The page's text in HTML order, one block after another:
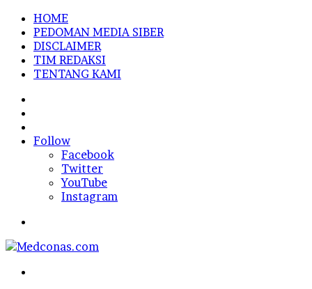
HOME
PEDOMAN MEDIA SIBER
DISCLAIMER
TIM REDAKSI
TENTANG KAMI
In
Follow
Facebook
Twitter
YouTube
Instagram